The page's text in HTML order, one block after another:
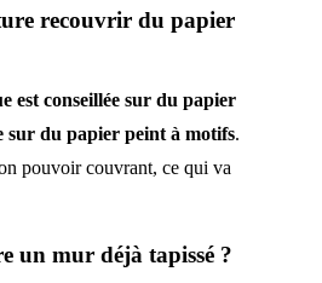
recouvrir du papier
est conseillée sur du papier
sur du papier peint à motifs.
pouvoir couvrant, ce qui va
un mur déjà tapissé ?